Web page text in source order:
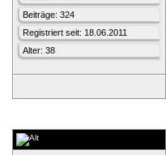
Beiträge: 324
Registriert seit: 18.06.2011
Alter: 38